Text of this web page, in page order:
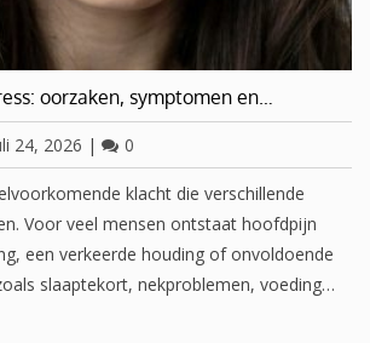
oorzaken, symptomen en…
24, 2026 | 0
klacht die verschillende
Voor veel mensen ontstaat hoofdpijn
een verkeerde houding of onvoldoende
slaaptekort, nekproblemen, voeding…